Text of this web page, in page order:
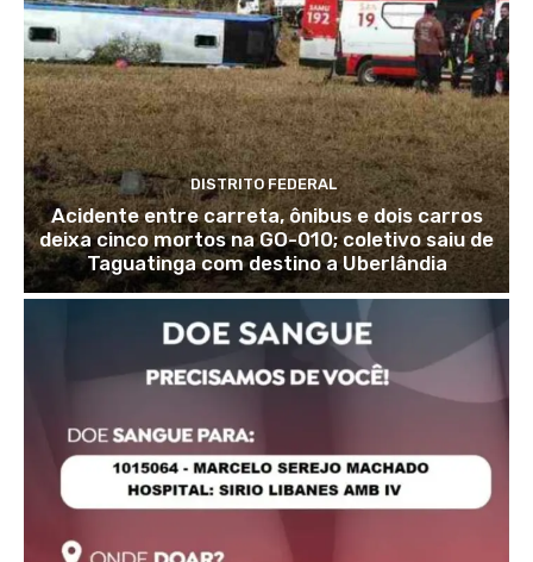
DISTRITO FEDERAL
Acidente entre carreta, ônibus e dois carros
deixa cinco mortos na GO-010; coletivo saiu de
Taguatinga com destino a Uberlândia